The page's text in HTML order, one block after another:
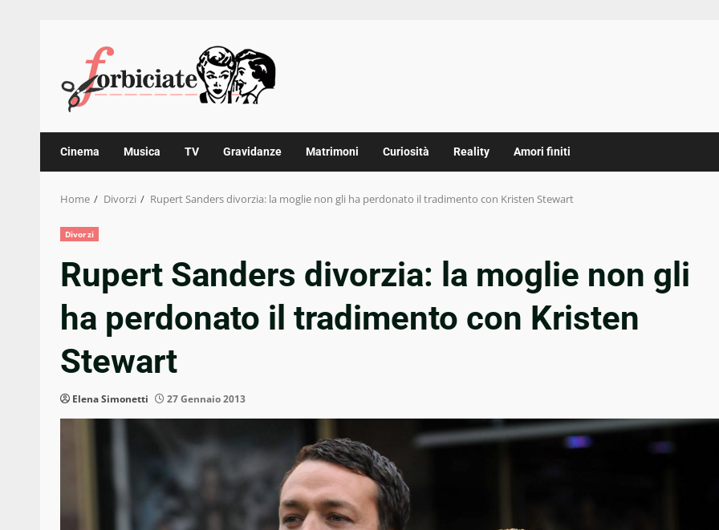
content
Cinema Musica TV Gravidanze Matrimoni Curiosità Reality Amori finiti
Home Divorzi Rupert Sanders divorzia: la moglie non gli ha perdonato il tradimento con Kristen Stewart
Divorzi
Rupert Sanders divorzia: la moglie non gli
ha perdonato il tradimento con Kristen
Stewart
Elena Simonetti 27 Gennaio 2013